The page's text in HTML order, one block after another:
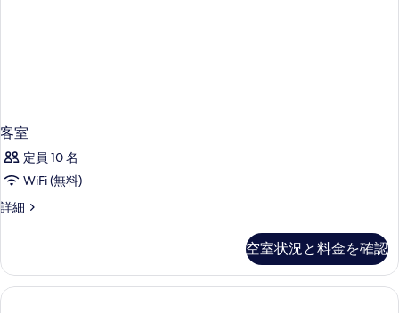
の
写
真
を
す
る
細
客室
定員 10 名
WiFi (無料)
詳細
客
細
空室状況と料金を確認